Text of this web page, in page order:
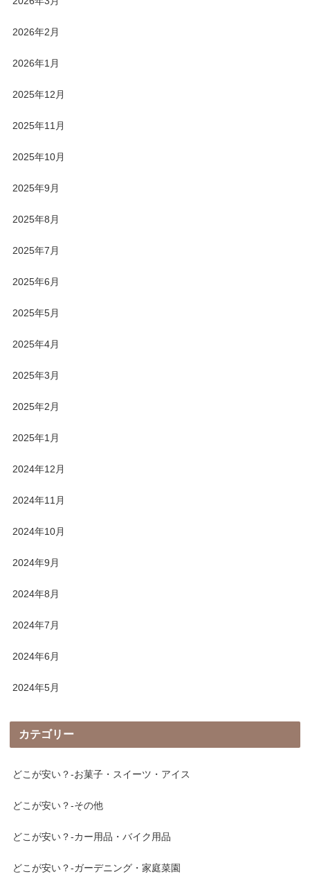
2026年2月
2026年1月
2025年12月
2025年11月
2025年10月
2025年9月
2025年8月
2025年7月
2025年6月
2025年5月
2025年4月
2025年3月
2025年2月
2025年1月
2024年12月
2024年11月
2024年10月
2024年9月
2024年8月
2024年7月
2024年6月
2024年5月
カテゴリー
どこが安い？-お菓子・スイーツ・アイス
どこが安い？-その他
どこが安い？-カー用品・バイク用品
どこが安い？-ガーデニング・家庭菜園